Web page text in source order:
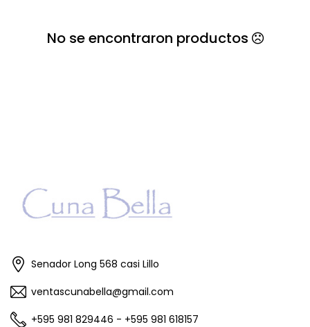
No se encontraron productos
Senador Long 568 casi Lillo
ventascunabella@gmail.com
+595 981 829446 - +595 981 618157